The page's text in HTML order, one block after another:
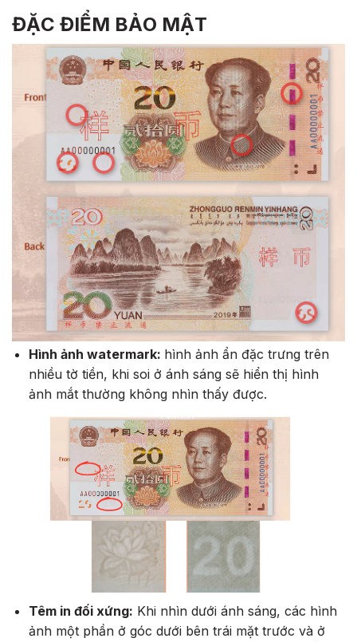
ĐẶC ĐIỂM BẢO MẬT
Hình ảnh watermark: hình ảnh ẩn đặc trưng trên
nhiều tờ tiền, khi soi ở ánh sáng sẽ hiển thị hình
ảnh mắt thường không nhìn thấy được.
Têm in đối xứng: Khi nhìn dưới ánh sáng, các hình
ảnh một phần ở góc dưới bên trái mặt trước và ở